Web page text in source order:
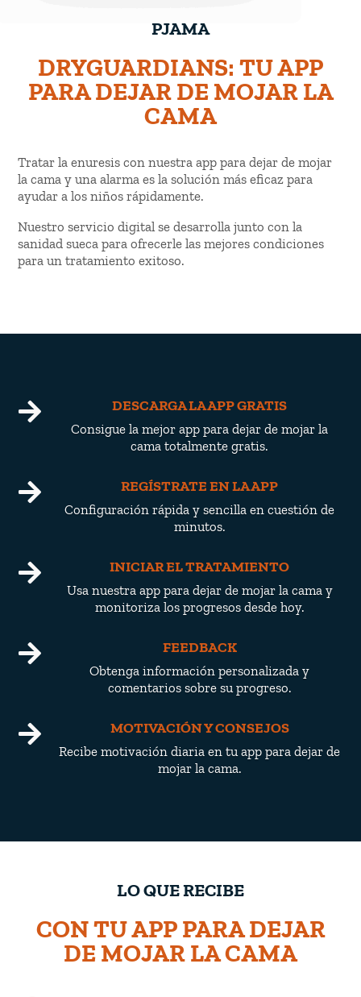
PJAMA
DRYGUARDIANS: TU APP
PARA DEJAR DE MOJAR LA
CAMA
Tratar la enuresis con nuestra app para dejar de mojar
la cama y una alarma es la solución más eficaz para
ayudar a los niños rápidamente.
Nuestro servicio digital se desarrolla junto con la
sanidad sueca para ofrecerle las mejores condiciones
para un tratamiento exitoso.
 DESCARGA LA APP GRATIS
Consigue la mejor app para dejar de mojar la
cama totalmente gratis.
 REGÍSTRATE EN LA APP
Configuración rápida y sencilla en cuestión de
minutos.
 INICIAR EL TRATAMIENTO
Usa nuestra app para dejar de mojar la cama y
monitoriza los progresos desde hoy.
 FEEDBACK
Obtenga información personalizada y
comentarios sobre su progreso.
 MOTIVACIÓN Y CONSEJOS
Recibe motivación diaria en tu app para dejar de
mojar la cama.
LO QUE RECIBE
CON TU APP PARA DEJAR
DE MOJAR LA CAMA